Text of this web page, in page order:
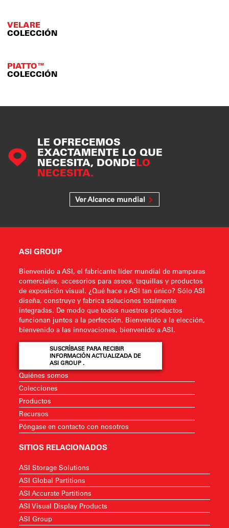
VELARE
COLECCIÓN
PIATTO™
COLECCIÓN
LE OFRECEMOS
EXACTAMENTE LO QUE
NECESITA, DONDELO
NECESITA.
Ver Alcance mundial
ASI GROUP
Bienvenido a ASI, el fabricante líder mundial de mamparas
comerciales, accesorios para aseos, taquillas y productos
de exposición visual. ¿Qué hace a ASI tan único? Sólo ASI
diseña, construye y fabrica soluciones totalmente
integradas. De modo que todos nuestros productos
funcionan juntos a la perfección. Bienvenido a la elección,
bienvenido a las innovaciones, bienvenido a ASI.
SUSCRÍBASE PARA RECIBIR
INFORMACIÓN ACTUALIZADA DE
ASI GROUP .
Quiénes somos
Colecciones
Productos
Recursos
Póngase en contacto con nosotros
SITIOS RELACIONADOS
ASI Storage Solutions
ASI Global Partitions
ASI Accurate Partitions
ASI Visual Display Products
ASI Group